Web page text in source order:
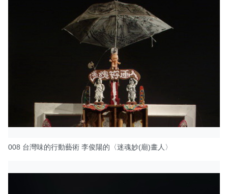
008 台灣味的行動藝術 李俊陽的〈迷魂妙(廟)畫人〉